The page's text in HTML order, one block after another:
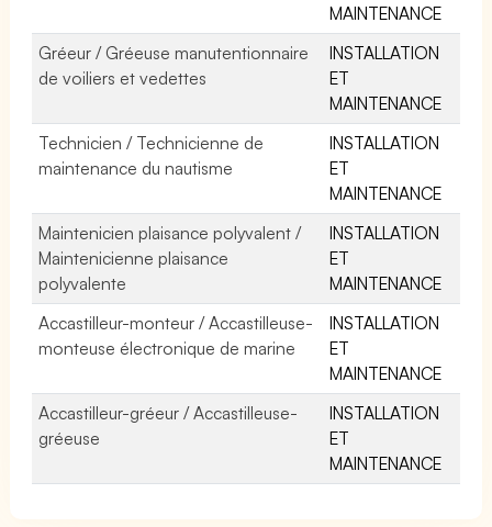
MAINTENANCE
Gréeur / Gréeuse manutentionnaire
de voiliers et vedettes
INSTALLATION
ET
MAINTENANCE
Technicien / Technicienne de
maintenance du nautisme
INSTALLATION
ET
MAINTENANCE
Maintenicien plaisance polyvalent /
Maintenicienne plaisance
polyvalente
INSTALLATION
ET
MAINTENANCE
Accastilleur-monteur / Accastilleuse-
monteuse électronique de marine
INSTALLATION
ET
MAINTENANCE
Accastilleur-gréeur / Accastilleuse-
gréeuse
INSTALLATION
ET
MAINTENANCE